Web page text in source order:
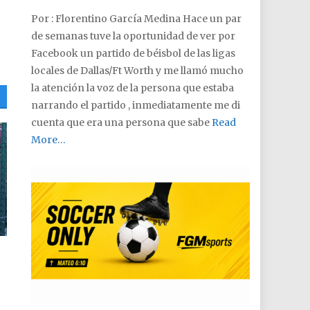
Por : Florentino García Medina Hace un par
de semanas tuve la oportunidad de ver por
Facebook un partido de béisbol de las ligas
locales de Dallas/Ft Worth y me llamó mucho
la atención la voz de la persona que estaba
narrando el partido , inmediatamente me di
cuenta que era una persona que sabe Read
More…